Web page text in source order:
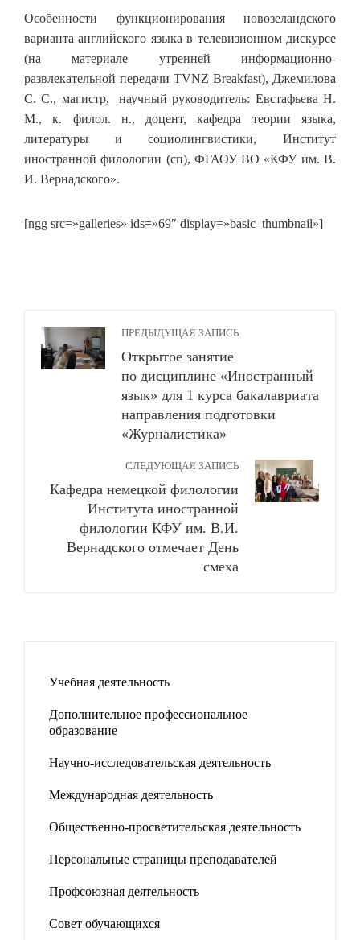
Особенности функционирования новозеландского
варианта английского языка в телевизионном дискурсе
(на материале утренней информационно-
развлекательной передачи TVNZ Breakfast), Джемилова
С. С., магистр, научный руководитель: Евстафьева Н.
М., к. филол. н., доцент, кафедра теории языка,
литературы и социолингвистики, Институт
иностранной филологии (сп), ФГАОУ ВО «КФУ им. В.
И. Вернадского».
[ngg src=»galleries» ids=»69″ display=»basic_thumbnail»]
ПРЕДЫДУЩАЯ ЗАПИСЬ
Открытое занятие
по дисциплине «Иностранный
язык» для 1 курса бакалавриата
направления подготовки
«Журналистика»
СЛЕДУЮЩАЯ ЗАПИСЬ
Кафедра немецкой филологии
Института иностранной
филологии КФУ им. В.И.
Вернадского отмечает День
смеха
Учебная деятельность
Дополнительное профессиональное
образование
Научно-исследовательская деятельность
Международная деятельность
Общественно-просветительская деятельность
Персональные страницы преподавателей
Профсоюзная деятельность
Совет обучающихся